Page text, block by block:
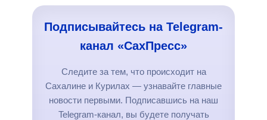
Подписывайтесь на Telegram-
канал «СахПресс»
Следите за тем, что происходит на
Сахалине и Курилах — узнавайте главные
новости первыми. Подписавшись на наш
Telegram-канал, вы будете получать